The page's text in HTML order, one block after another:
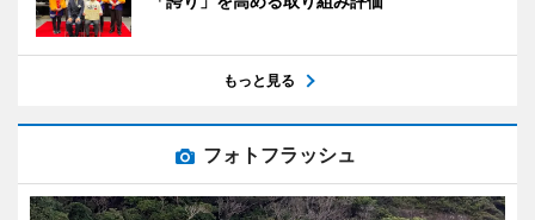
もっと見る
フォトフラッシュ